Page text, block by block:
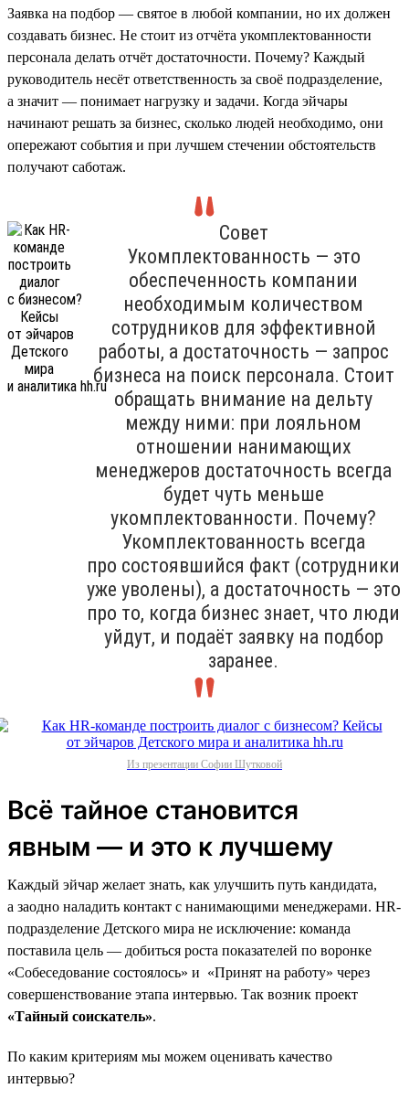
Заявка на подбор — святое в любой компании, но их должен
создавать бизнес. Не стоит из отчёта укомплектованности
персонала делать отчёт достаточности. Почему? Каждый
руководитель несёт ответственность за своё подразделение,
а значит — понимает нагрузку и задачи. Когда эйчары
начинают решать за бизнес, сколько людей необходимо, они
опережают события и при лучшем стечении обстоятельств
получают саботаж.
Совет
Укомплектованность — это
обеспеченность компании
необходимым количеством
сотрудников для эффективной
работы, а достаточность — запрос
бизнеса на поиск персонала. Стоит
обращать внимание на дельту
между ними: при лояльном
отношении нанимающих
менеджеров достаточность всегда
будет чуть меньше
укомплектованности. Почему?
Укомплектованность всегда
про состоявшийся факт (сотрудники
уже уволены), а достаточность — это
про то, когда бизнес знает, что люди
уйдут, и подаёт заявку на подбор
заранее.
Из презентации Софии Шутковой
Всё тайное становится
явным — и это к лучшему
Каждый эйчар желает знать, как улучшить путь кандидата,
а заодно наладить контакт с нанимающими менеджерами. HR-
подразделение Детского мира не исключение: команда
поставила цель — добиться роста показателей по воронке
«Собеседование состоялось» и «Принят на работу» через
совершенствование этапа интервью. Так возник проект
«Тайный соискатель».
По каким критериям мы можем оценивать качество
интервью?